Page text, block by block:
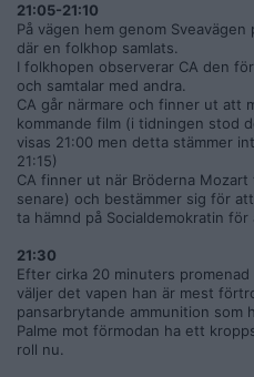
21:05-21:10
På vägen hem genom Sveavägen
där en folkhop samlats.
I folkhopen observerar CA den
och samtalar med andra.
CA går närmare och finner ut att
kommande film (i tidningen stod
visas 21:00 men detta stämmer
21:15)
CA finner ut när Bröderna
senare) och bestämmer sig för
ta hämnd på Socialdemokratin
21:30
Efter cirka 20 minuters
väljer det vapen han är mest
pansarbrytande ammunition som
Palme mot förmodan ha ett
roll nu.